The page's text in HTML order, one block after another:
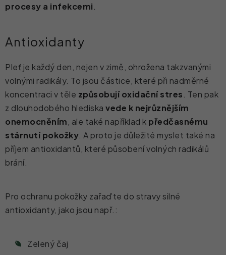
procesy a infekcemi
Antioxidanty
Pleť je každý den, nejen v zimě, ohrožena takzvanými
volnými radikály. To jsou částice, které při nadměrné
koncentraci v těle způsobují oxidační stres . Ten pak
z dlouhodobého hlediska vede k nejrůznějším
onemocněním , ale také například k předčasnému
stárnutí pokožky . A proto je důležité myslet také na
příjem antioxidantů, které působení volných radikálů
brání.
Pro ochranu pokožky zařaďte do stravy silné
antioxidanty, jako jsou např.:
Zelený čaj